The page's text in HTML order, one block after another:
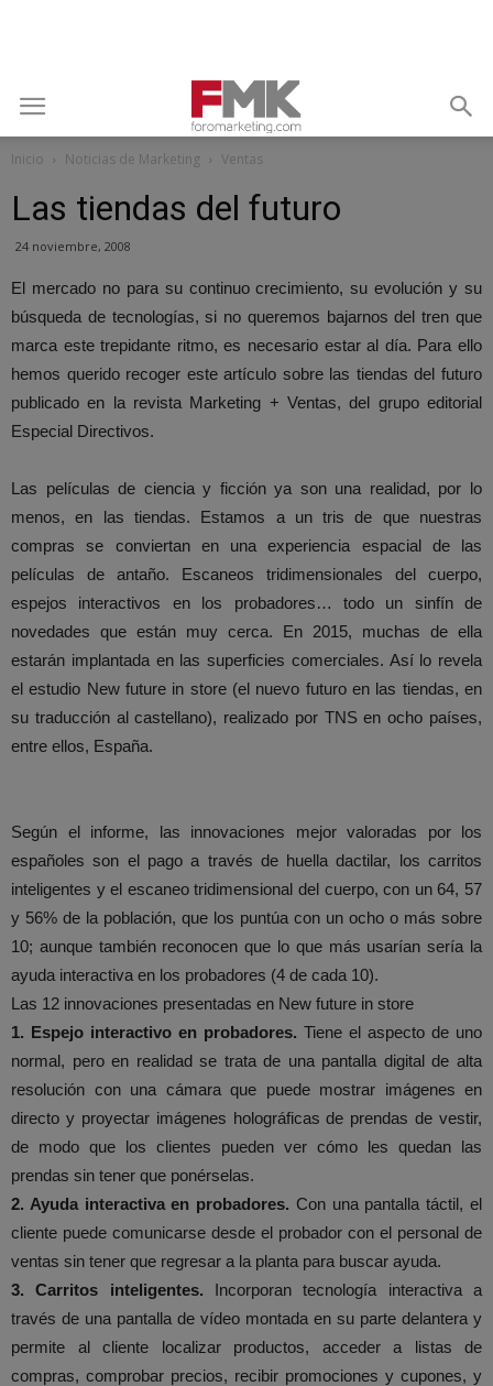
Inicio Noticias de Marketing Ventas
Las tiendas del futuro
24 noviembre, 2008
El mercado no para su continuo crecimiento, su evolución y su
búsqueda de tecnologías, si no queremos bajarnos del tren que
marca este trepidante ritmo, es necesario estar al día. Para ello
hemos querido recoger este artículo sobre las tiendas del futuro
publicado en la revista Marketing + Ventas, del grupo editorial
Especial Directivos.
Las películas de ciencia y ficción ya son una realidad, por lo
menos, en las tiendas. Estamos a un tris de que nuestras
compras se conviertan en una experiencia espacial de las
películas de antaño. Escaneos tridimensionales del cuerpo,
espejos interactivos en los probadores… todo un sinfín de
novedades que están muy cerca. En 2015, muchas de ella
estarán implantada en las superficies comerciales. Así lo revela
el estudio New future in store (el nuevo futuro en las tiendas, en
su traducción al castellano), realizado por TNS en ocho países,
entre ellos, España.
Según el informe, las innovaciones mejor valoradas por los
españoles son el pago a través de huella dactilar, los carritos
inteligentes y el escaneo tridimensional del cuerpo, con un 64, 57
y 56% de la población, que los puntúa con un ocho o más sobre
10; aunque también reconocen que lo que más usarían sería la
ayuda interactiva en los probadores (4 de cada 10).
Las 12 innovaciones presentadas en New future in store
1. Espejo interactivo en probadores. Tiene el aspecto de uno
normal, pero en realidad se trata de una pantalla digital de alta
resolución con una cámara que puede mostrar imágenes en
directo y proyectar imágenes holográficas de prendas de vestir,
de modo que los clientes pueden ver cómo les quedan las
prendas sin tener que ponérselas.
2. Ayuda interactiva en probadores. Con una pantalla táctil, el
cliente puede comunicarse desde el probador con el personal de
ventas sin tener que regresar a la planta para buscar ayuda.
3. Carritos inteligentes. Incorporan tecnología interactiva a
través de una pantalla de vídeo montada en su parte delantera y
permite al cliente localizar productos, acceder a listas de
compras, comprobar precios, recibir promociones y cupones, y